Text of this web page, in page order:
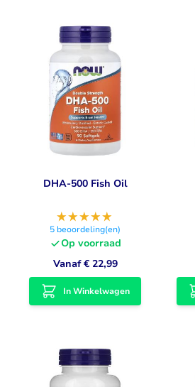
DHA-500 Fish Oil
5 beoordeling(en)
Op voorraad
Vanaf€ 22,99
In Winkelwagen